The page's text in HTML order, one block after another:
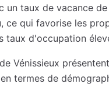
un taux de vacance de
ce qui favorise les
taux d'occupation
Vénissieux
termes de